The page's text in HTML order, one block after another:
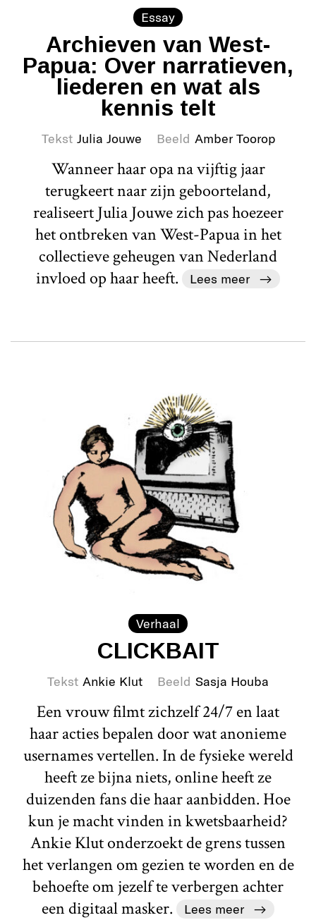
Essay
Archieven van West-
Papua: Over narratieven,
liederen en wat als
kennis telt
Tekst Julia Jouwe Beeld Amber Toorop
Wanneer haar opa na vijftig jaar
terugkeert naar zijn geboorteland,
realiseert Julia Jouwe zich pas hoezeer
het ontbreken van West-Papua in het
collectieve geheugen van Nederland
invloed op haar heeft.
Lees meer
Verhaal
CLICKBAIT
Tekst Ankie Klut Beeld Sasja Houba
Een vrouw filmt zichzelf 24/7 en laat
haar acties bepalen door wat anonieme
usernames vertellen. In de fysieke wereld
heeft ze bijna niets, online heeft ze
duizenden fans die haar aanbidden. Hoe
kun je macht vinden in kwetsbaarheid?
Ankie Klut onderzoekt de grens tussen
het verlangen om gezien te worden en de
behoefte om jezelf te verbergen achter
een digitaal masker.
Lees meer